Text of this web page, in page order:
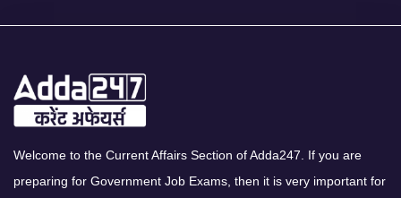
Welcome to the Current Affairs Section of Adda247. If you are
preparing for Government Job Exams, then it is very important for